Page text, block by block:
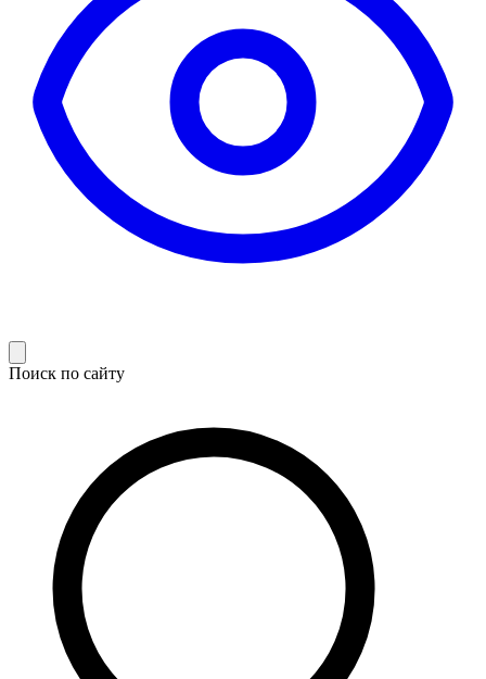
Поиск по сайту